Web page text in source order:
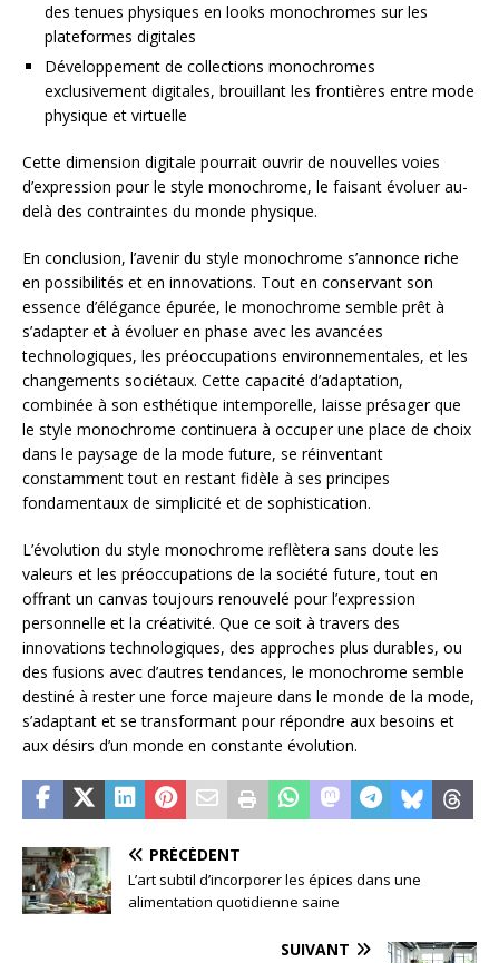
des tenues physiques en looks monochromes sur les
plateformes digitales
Développement de collections monochromes
exclusivement digitales, brouillant les frontières entre mode
physique et virtuelle
Cette dimension digitale pourrait ouvrir de nouvelles voies
d’expression pour le style monochrome, le faisant évoluer au-
delà des contraintes du monde physique.
En conclusion, l’avenir du style monochrome s’annonce riche
en possibilités et en innovations. Tout en conservant son
essence d’élégance épurée, le monochrome semble prêt à
s’adapter et à évoluer en phase avec les avancées
technologiques, les préoccupations environnementales, et les
changements sociétaux. Cette capacité d’adaptation,
combinée à son esthétique intemporelle, laisse présager que
le style monochrome continuera à occuper une place de choix
dans le paysage de la mode future, se réinventant
constamment tout en restant fidèle à ses principes
fondamentaux de simplicité et de sophistication.
L’évolution du style monochrome reflètera sans doute les
valeurs et les préoccupations de la société future, tout en
offrant un canvas toujours renouvelé pour l’expression
personnelle et la créativité. Que ce soit à travers des
innovations technologiques, des approches plus durables, ou
des fusions avec d’autres tendances, le monochrome semble
destiné à rester une force majeure dans le monde de la mode,
s’adaptant et se transformant pour répondre aux besoins et
aux désirs d’un monde en constante évolution.
PRÉCÉDENT
L’art subtil d’incorporer les épices dans une
alimentation quotidienne saine
SUIVANT